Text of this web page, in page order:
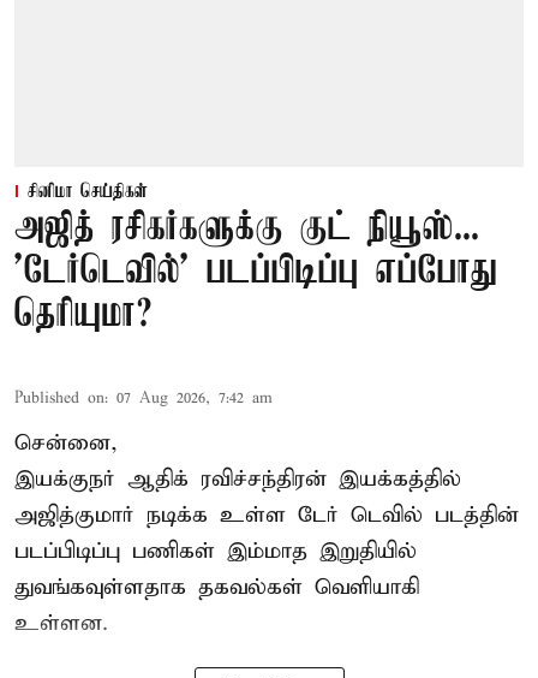
சினிமா செய்திகள்
அஜித் ரசிகர்களுக்கு குட் நியூஸ்...
'டேர்டெவில்' படப்பிடிப்பு எப்போது
தெரியுமா?
Published on: 07 Aug 2026, 7:42 am
சென்னை,
இயக்குநர் ஆதிக் ரவிச்சந்திரன் இயக்கத்தில்
அஜித்குமார் நடிக்க உள்ள டேர் டெவில் படத்தின்
படப்பிடிப்பு பணிகள் இம்மாத இறுதியில்
துவங்கவுள்ளதாக தகவல்கள் வெளியாகி
உள்ளன.